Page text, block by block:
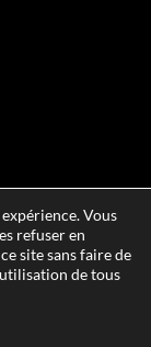
Vous
refuser en
site sans faire de
de tous